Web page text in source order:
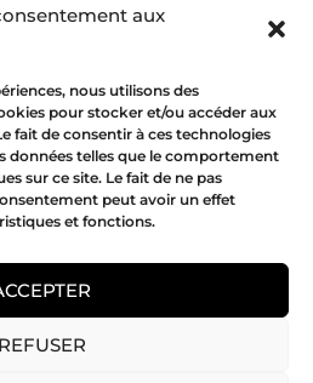
aux
nous utilisons des
pour stocker et/ou accéder aux
fait de consentir à ces technologies
données telles que le comportement
sur ce site. Le fait de ne pas
peut avoir un effet
et fonctions.
REFUSER